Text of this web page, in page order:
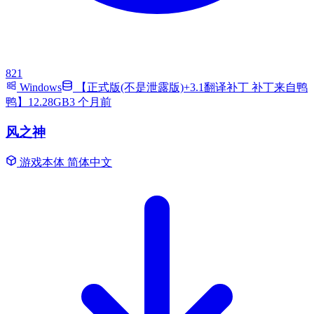
821
Windows
【正式版(不是泄露版)+3.1翻译补丁 补丁来自鸭
鸭】12.28GB3 个月前
风之神
游戏本体 简体中文